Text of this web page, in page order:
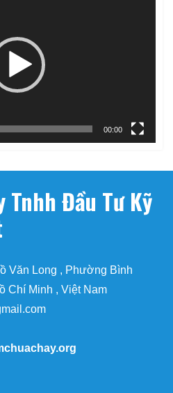
00:00
Tnhh Đầu Tư Kỹ
Văn Long , Phường Bình
Chí Minh , Việt Nam